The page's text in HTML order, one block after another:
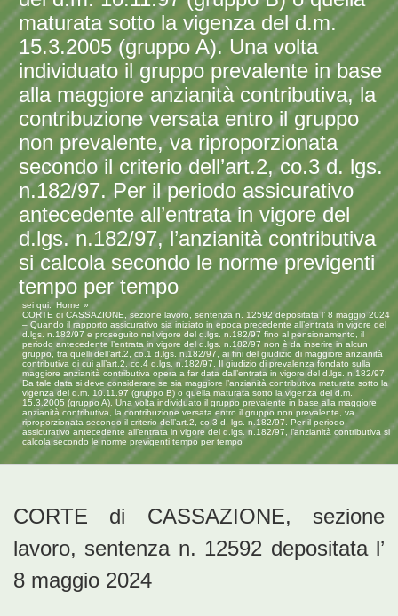
maturata sotto la vigenza del d.m.
15.3.2005 (gruppo A). Una volta
individuato il gruppo prevalente in base
alla maggiore anzianità contributiva, la
contribuzione versata entro il gruppo
non prevalente, va riproporzionata
secondo il criterio dell’art.2, co.3 d. lgs.
n.182/97. Per il periodo assicurativo
antecedente all’entrata in vigore del
d.lgs. n.182/97, l’anzianità contributiva
si calcola secondo le norme previgenti
tempo per tempo
sei qui: Home
CORTE di CASSAZIONE, sezione lavoro, sentenza n. 12592 depositata l’ 8 maggio 2024
– Quando il rapporto assicurativo sia iniziato in epoca precedente all’entrata in vigore del
d.lgs. n.182/97 e proseguito nel vigore del d.lgs. n.182/97 fino al pensionamento, il
periodo antecedente l’entrata in vigore del d.lgs. n.182/97 non è da inserire in alcun
gruppo, tra quelli dell’art.2, co.1 d.lgs. n.182/97, ai fini del giudizio di maggiore anzianità
contributiva di cui all’art.2, co.4 d.lgs. n.182/97. Il giudizio di prevalenza fondato sulla
maggiore anzianità contributiva opera a far data dall’entrata in vigore del d.lgs. n.182/97.
Da tale data si deve considerare se sia maggiore l’anzianità contributiva maturata sotto la
vigenza del d.m. 10.11.97 (gruppo B) o quella maturata sotto la vigenza del d.m.
15.3.2005 (gruppo A). Una volta individuato il gruppo prevalente in base alla maggiore
anzianità contributiva, la contribuzione versata entro il gruppo non prevalente, va
riproporzionata secondo il criterio dell’art.2, co.3 d. lgs. n.182/97. Per il periodo
assicurativo antecedente all’entrata in vigore del d.lgs. n.182/97, l’anzianità contributiva si
calcola secondo le norme previgenti tempo per tempo
CORTE di CASSAZIONE, sezione
lavoro, sentenza n. 12592 depositata l’
8 maggio 2024